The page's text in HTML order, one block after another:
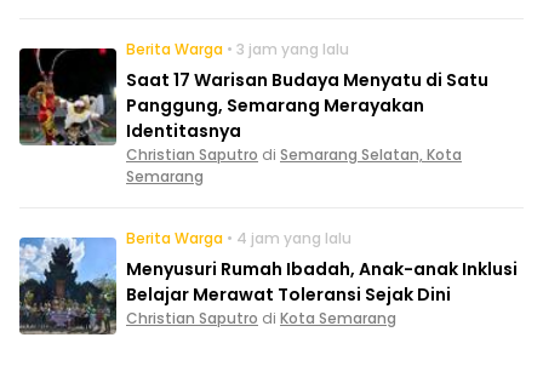
Berita Warga • 3 jam yang lalu
Saat 17 Warisan Budaya Menyatu di Satu
Panggung, Semarang Merayakan
Identitasnya
Christian Saputro di Semarang Selatan, Kota
Semarang
Berita Warga • 4 jam yang lalu
Menyusuri Rumah Ibadah, Anak-anak Inklusi
Belajar Merawat Toleransi Sejak Dini
Christian Saputro di Kota Semarang